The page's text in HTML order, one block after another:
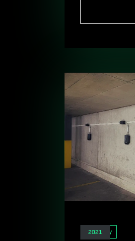
E-Mobility
2021